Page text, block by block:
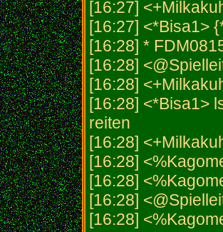
[16:27]
[16:27] <*Bisa1>
[16:28] *
[16:28]
[16:28]
[16:28] <*Bisa1>
reiten
[16:28]
[16:28]
[16:28]
[16:28]
[16:28]